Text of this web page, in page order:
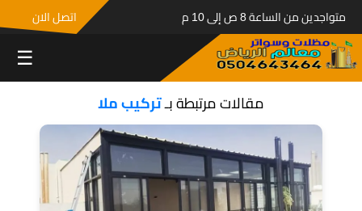
متواجدين من الساعة 8 ص إلى 10 م اتصل الان
☰
مقالات مرتبطة بـتركيب ملا